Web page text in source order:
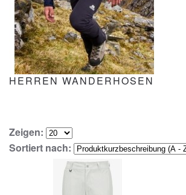
HERREN WANDERHOSEN
Zeigen:
Sortiert nach: